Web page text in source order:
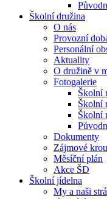
Školní družina
O nás
Provozní
Personální
Aktuality
O družině v
Fotogalerie
Školní
Školní
Školní
Dokumenty
Zájmové
Měsíční plán
Akce ŠD
Školní jídelna
My a naši